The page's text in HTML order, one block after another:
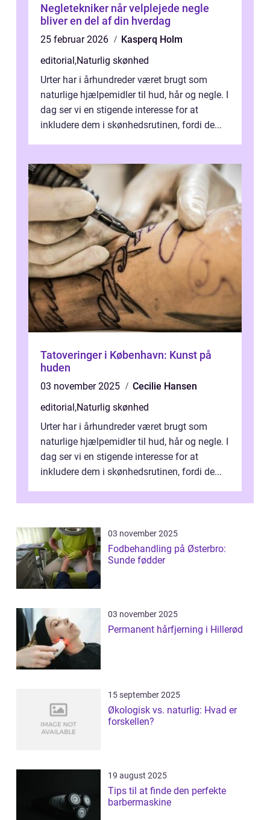
Negletekniker når velplejede negle
bliver en del af din hverdag
25 februar 2026
Kasperq Holm
editorial,Naturlig skønhed
Urter har i århundreder været brugt som
naturlige hjælpemidler til hud, hår og negle. I
dag ser vi en stigende interesse for at
inkludere dem i skønhedsrutinen, fordi de...
Tatoveringer i København: Kunst på
huden
03 november 2025
Cecilie Hansen
editorial,Naturlig skønhed
Urter har i århundreder været brugt som
naturlige hjælpemidler til hud, hår og negle. I
dag ser vi en stigende interesse for at
inkludere dem i skønhedsrutinen, fordi de...
03 november 2025
Fodbehandling på Østerbro:
Sunde fødder
03 november 2025
Permanent hårfjerning i Hillerød
15 september 2025
Økologisk vs. naturlig: Hvad er
forskellen?
19 august 2025
Tips til at finde den perfekte
barbermaskine